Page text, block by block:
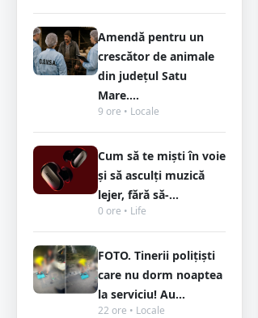
Amendă pentru un
crescător de animale
din județul Satu
Mare....
9 ore • Locale
Cum să te miști în voie
și să asculți muzică
lejer, fără să-...
0 ore • Life
FOTO. Tinerii polițiști
care nu dorm noaptea
la serviciu! Au...
22 ore • Locale